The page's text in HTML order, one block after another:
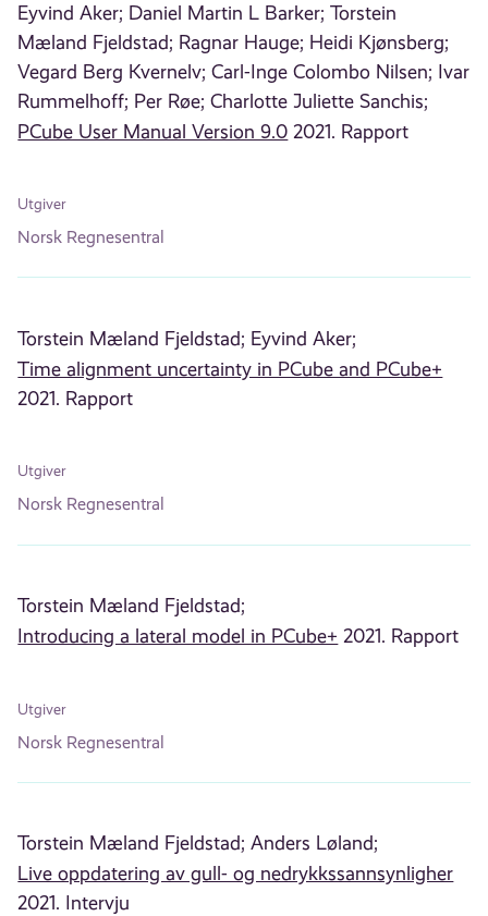
Eyvind Aker; Daniel Martin L Barker; Torstein
Mæland Fjeldstad; Ragnar Hauge; Heidi Kjønsberg;
Vegard Berg Kvernelv; Carl-Inge Colombo Nilsen; Ivar
Rummelhoff; Per Røe; Charlotte Juliette Sanchis;
PCube User Manual Version 9.0 2021. Rapport
Utgiver
Norsk Regnesentral
Torstein Mæland Fjeldstad; Eyvind Aker;
Time alignment uncertainty in PCube and PCube+
2021. Rapport
Utgiver
Norsk Regnesentral
Torstein Mæland Fjeldstad;
Introducing a lateral model in PCube+ 2021. Rapport
Utgiver
Norsk Regnesentral
Torstein Mæland Fjeldstad; Anders Løland;
Live oppdatering av gull- og nedrykkssannsynligher
2021. Intervju